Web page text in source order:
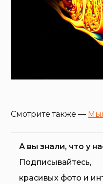
Смотрите также —
А вы знали, что у
красивых фото и